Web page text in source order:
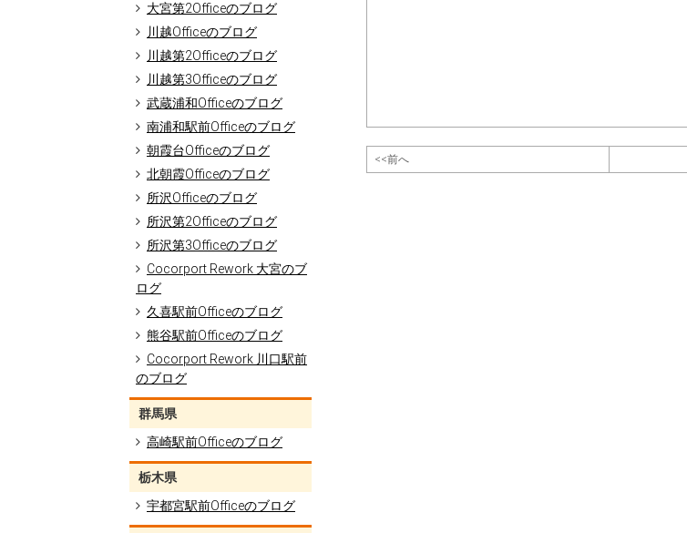
大宮第2Officeのブログ
川越Officeのブログ
川越第2Officeのブログ
川越第3Officeのブログ
武蔵浦和Officeのブログ
南浦和駅前Officeのブログ
朝霞台Officeのブログ
北朝霞Officeのブログ
所沢Officeのブログ
所沢第2Officeのブログ
所沢第3Officeのブログ
Cocorport Rework 大宮のブ
ログ
久喜駅前Officeのブログ
熊谷駅前Officeのブログ
Cocorport Rework 川口駅前
のブログ
群馬県
高崎駅前Officeのブログ
栃木県
宇都宮駅前Officeのブログ
<<前へ